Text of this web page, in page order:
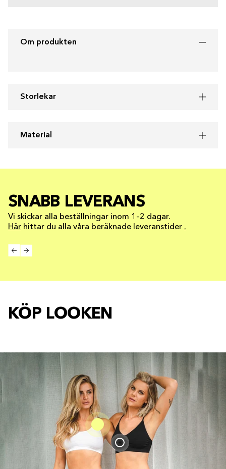
Om produkten
Storlekar
Material
SNABB LEVERANS
Vi skickar alla beställningar inom 1–2 dagar.
Här hittar du alla våra beräknade leveranstider .
KÖP LOOKEN